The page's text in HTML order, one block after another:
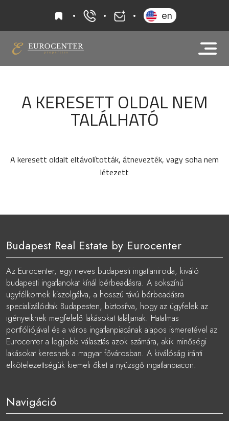
kedvencek+36 20 919 0005
en
A KERESETT OLDAL NEM
TALÁLHATÓ
A keresett oldalt eltávolították, átnevezték, vagy soha nem
létezett
Budapest Real Estate by Eurocenter
Az Eurocenter, egy neves budapesti ingatlaniroda, kiváló
budapesti ingatlanokat kínál bérbeadásra. A sokszínű
ügyfélkörnek kiszolgálva, a hosszú távú bérbeadásra
specializálódtak Budapesten, biztosítva, hogy az ügyfelek az
igényeiknek megfelelő lakásokat találjanak. Hatalmas
portfóliójával és a város ingatlanpiacának alapos ismeretével az
Eurocenter a legjobb választás azok számára, akik minőségi
lakásokat keresnek a magyar fővárosban. A kiválóság iránti
elkötelezettségük kiemeli őket a nyüzsgő ingatlanpiacon.
Navigáció